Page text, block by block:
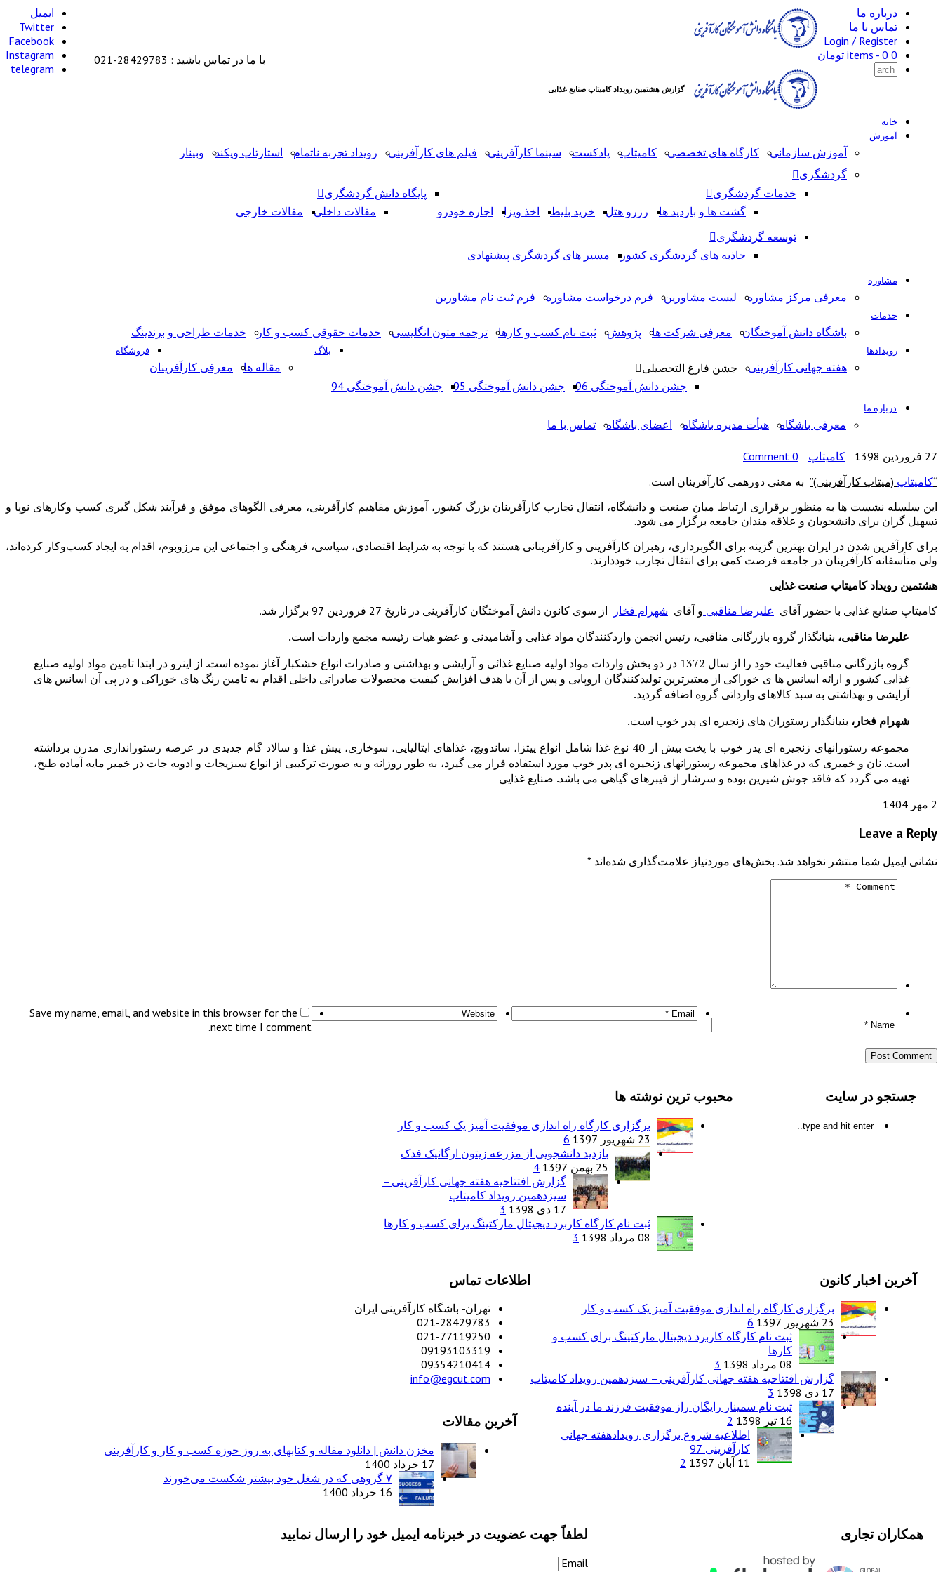
درباره ما
تماس با ما
Login / Register
0 items -
0 تومان
ایمیل
Twitter
Facebook
Instagram
telegram
با ما در تماس باشید : 28429783-021
خانه
آموزش
آموزش سازمانی کارگاه های تخصصی کامیتاپ پادکست سینما کارآفرینی فیلم های کارآفرینی رویداد تجربه ناتمام استارتاپ ویکند
وبینار
گردشگری
خدمات گردشگری
گشت ها و بازدید ها
رزرو هتل خرید بلیط اخذ ویزا اجاره خودرو
پایگاه دانش گردشگری
مقالات داخلی
مقالات خارجی
توسعه گردشگری
جاذبه های گردشگری کشور
مسیر های گردشگری پیشنهادی
مشاوره
معرفی مرکز مشاوره لیست مشاورین فرم درخواست مشاوره فرم ثبت نام مشاورین
خدمات
باشگاه دانش آموختگان معرفی شرکت ها پژوهش ثبت نام کسب و کارها ترجمه متون انگلیسی خدمات حقوقی کسب و کار خدمات طراحی و برندینگ
رویدادها
هفته جهانی کارآفرینی
جشن فارغ التحصیلی
جشن دانش آموختگی 96
جشن دانش آموختگی 95 جشن دانش آموختگی 94
بلاگ
مقاله ها معرفی کارآفرینان
فروشگاه
درباره ما
معرفی باشگاه هیأت مدیره باشگاه اعضای باشگاه تماس با ما
گزارش هشتمین رویداد کامیتاپ صنایع غذایی
27 فروردین 1398 کامیتاپ
0 Comment
“کامیتاپ (میتاپ کارآفرینی)” به معنی دورهمی کارآفرینان است.
این سلسله نشست ها به منظور برقراری ارتباط میان صنعت و دانشگاه، انتقال تجارب کارآفرینان بزرگ کشور، آموزش مفاهیم کارآفرینی، معرفی الگوهای موفق و فرآیند شکل گیری کسب وکارهای نوپا و
تسهیل گران برای دانشجویان و علاقه مندان جامعه برگزار می شود.
برای کارآفرین شدن در ایران بهترین گزینه برای الگوبرداری، رهبران کارآفرینی و کارآفرینانی هستند که با توجه به شرایط اقتصادی، سیاسی، فرهنگی و اجتماعی این مرزوبوم، اقدام به ایجاد کسب‌وکار کرده‌اند،
ولی متأسفانه کارآفرینان در جامعه فرصت کمی برای انتقال تجارب خوددارند.
هشتمین رویداد کامیتاپ صنعت غذایی
کامیتاپ صنایع غذایی با حضور آقای علیرضا مناقبی و آقای شهرام فخار از سوی کانون دانش آموختگان کارآفرینی در تاریخ 27 فروردین 97 برگزار شد.
علیرضا مناقبی، بنیانگذار گروه بازرگانی مناقبی، رئیس انجمن واردکنندگان مواد غذایی و آشامیدنی و عضو هیات رئیسه مجمع واردات است.
گروه بازرگانی مناقبی فعالیت خود را از سال 1372 در دو بخش واردات مواد اولیه صنایع غذائی و آرایشی و بهداشتی و صادرات انواع خشکبار آغاز نموده است. از اینرو در ابتدا تامین مواد اولیه صنایع
غذایی کشور و ارائه اسانس ها ی خوراکی از معتبرترین تولیدکنندگان اروپایی و پس از آن با هدف افزایش کیفیت محصولات صادراتی داخلی اقدام به تامین رنگ های خوراکی و در پی آن اسانس های
آرایشی و بهداشتی به سبد کالاهای وارداتی گروه اضافه گردید.
شهرام فخار، بنیانگذار رستوران های زنجیره ای پدر خوب است.
مجموعه رستورانهای زنجیره ای پدر خوب با پخت بیش از 40 نوع غذا شامل انواع پیتزا، ساندویچ، غذاهای ایتالیایی، سوخاری، پیش غذا و سالاد گام جدیدی در عرصه رستورانداری مدرن برداشته
است. نان و خمیری که در غذاهای مجموعه رستورانهای زنجیره ای پدر خوب مورد استفاده قرار می گیرد، به طور روزانه و به صورت ترکیبی از انواع سبزیجات و ادویه جات در خمیر مایه آماده طبخ،
تهیه می گردد که فاقد جوش شیرین بوده و سرشار از فیبرهای گیاهی می باشد. صنایع غذایی
2 مهر 1404
Leave a Reply
نشانی ایمیل شما منتشر نخواهد شد. بخش‌های موردنیاز علامت‌گذاری شده‌اند *
Save my name, email, and website in this browser for the
next time I comment.
جستجو در سایت محبوب ترین نوشته ها
برگزاری کارگاه راه اندازی موفقیت آمیز یک کسب و کار
23 شهریور 1397
6
بازدید دانشجویی از مزرعه زیتون ارگانیک فدک
25 بهمن 1397
4
گزارش افتتاحیه هفته جهانی کارآفرینی –
سیزدهمین رویداد کامیتاپ
17 دی 1398
3
ثبت نام کارگاه کاربرد دیجیتال مارکتینگ برای کسب و کارها
08 مرداد 1398
3
آخرین اخبار کانون
برگزاری کارگاه راه اندازی موفقیت آمیز یک کسب و کار
23 شهریور 1397
6
ثبت نام کارگاه کاربرد دیجیتال مارکتینگ برای کسب و
کارها
08 مرداد 1398
3
گزارش افتتاحیه هفته جهانی کارآفرینی – سیزدهمین رویداد کامیتاپ
17 دی 1398
3
ثبت نام سمینار رایگان راز موفقیت فرزند ما در آینده
16 تیر 1398
2
اطلاعیه شروع برگزاری رویدادهفته جهانی
کارآفرینی 97
11 آبان 1397
2
اطلاعات تماس
تهران- باشگاه کارآفرینی ایران
021-28429783
021-77119250
09193103319
09354210414
info@egcut.com
آخرین مقالات
مخزن دانش | دانلود مقاله و کتابهای به روز حوزه کسب و کار و کارآفرینی
17 خرداد 1400
۷ گروهی که در شغل خود بیشتر شکست می‌خورند
16 خرداد 1400
همکاران تجاری لطفاً جهت عضویت در خبرنامه ایمیل خود را ارسال نمایید
Email